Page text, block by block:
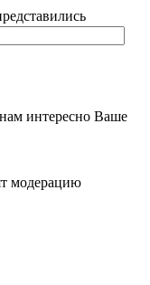
нам интересно Ваше
модерацию